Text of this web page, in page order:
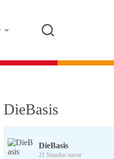
DieBasis
DieBasis
21 Stunden zuvor